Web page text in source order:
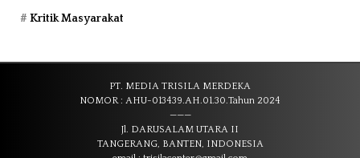
Kritik Masyarakat
PT. MEDIA TRISILA MERDEKA
NOMOR : AHU-013439.AH.01.30.Tahun 2024
———
Jl. DARUSALAM UTARA II
TANGERANG, BANTEN, INDONESIA